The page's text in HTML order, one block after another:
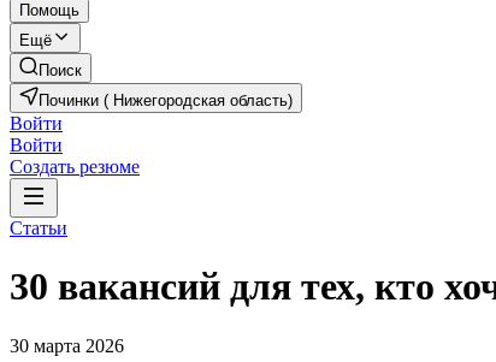
Помощь
Ещё
Поиск
Починки ( Нижегородская область)
Войти
Войти
Создать резюме
Статьи
30 вакансий для тех, кто
30 марта 2026